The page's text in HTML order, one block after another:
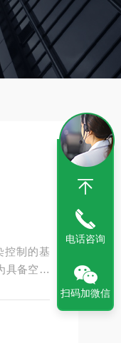
控制的基
具备空气
电话咨询
扫码加微信